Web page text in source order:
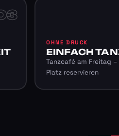
OHNE DRUCK
EINFACH
Tanzcafé am Freitag
Platz reservieren